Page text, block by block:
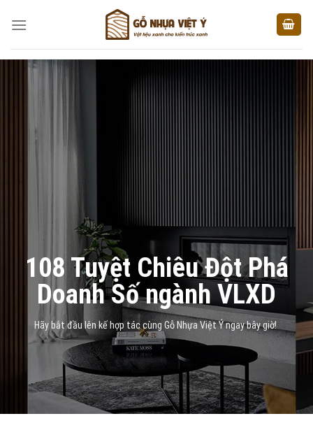
108 Tuyệt Chiêu Đột Phá
Doanh Số ngành VLXD
Hãy bắt đầu lên kế hợp tác cùng Gỗ Nhựa Việt Ý ngay bây giờ!